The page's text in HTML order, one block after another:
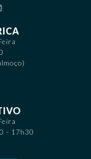
- 17h30